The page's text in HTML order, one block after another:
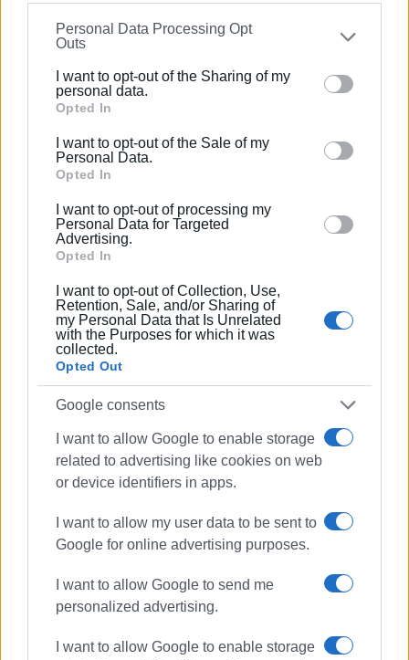
information may also be disclosed by us to third parties
on theIAB’s List of Downstream Participants
that may
further disclose it to other third parties.
Please note that this website/app uses one or more
Google services and may gather and store information
behaviour. You may click to grant or deny consent to
Google and its third-party tags to use your data for
section.
Personal Data Processing Opt
Outs
I want to opt-out of the Sharing of my
personal data.
Opted In
I want to opt-out of the Sale of my
Personal Data.
Opted In
I want to opt-out of processing my
Personal Data for Targeted
Advertising.
Opted In
I want to opt-out of Collection, Use,
Retention, Sale, and/or Sharing of
my Personal Data that Is Unrelated
with the Purposes for which it was
collected.
Opted Out
Google consents
I want to allow Google to enable storage
related to advertising like cookies on web
or device identifiers in apps.
I want to allow my user data to be sent to
Google for online advertising purposes.
I want to allow Google to send me
personalized advertising.
I want to allow Google to enable storage
προετοιμαστούν.
Κέρκυρα
ΤΕΛΕΤΗ ΟΡΚΩΜΟΣΙΑΣ Ι.Π. | Σχολή Ανθρωπιστικών
Επιστημών
https://youtube.com/live/ERrdrCLp8N0
ΤΕΛΕΤΗ ΟΡΚΩΜΟΣΙΑΣ Ι.Π. | Σχολή Ανθρωπιστικών
Επιστημών & Σχολή Οικονομικών Επιστημών
ΤΕΛΕΤΗ ΟΡΚΩΜΟΣΙΑΣ Ι.Π. | Σχολή Μουσικής &
Οπτικοακουστικών Τεχνών
https://youtube.com/live/bvl1IeatQjE
ΤΕΛΕΤΗ ΟΡΚΩΜΟΣΙΑΣ Ι.Π. | Σχολή Επιστήμης της
Πληροφορίας & Πληροφορικής
https://youtube.com/live/JHGnV3dztxs